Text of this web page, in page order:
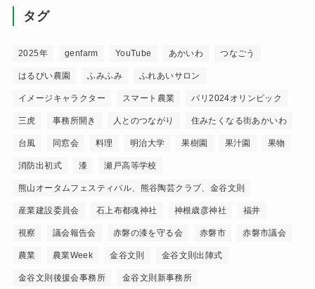
タグ
2025年 genfarm YouTube あかいわ つなごう
はるぴい農園 ふみふみ ふれあいサロン
イメージキャラクター スマート農業 パリ2024オリンピック
三虎 事務所開き 人とのつながり 住みたくなる街あかいわ
台風 同窓会 料理 明治大学 果樹園 果汁園 果物
消防出初式 漆 瀬戸高等学校
熊山オータムフェスティバル、熊谷陶芸クラブ、金谷文則
産業建設委員会 石上布都魂神社 神根歳彦神社 福井
視察 議会報告会 赤磐の漆を守る会 赤磐市 赤磐市議会
農業 農業Week 金谷文則 金谷文則出陣式
金谷文則後援会事務所 金谷文則新事務所